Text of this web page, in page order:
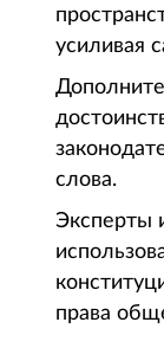
усиливая
слова.
Эксперты
права